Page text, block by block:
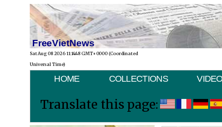
FreeVietNews
Sat Aug 08 2026 11:14:48 GMT+0000 (Coordinated
Universal Time)
HOME COLLECTIONS
Translate this page: